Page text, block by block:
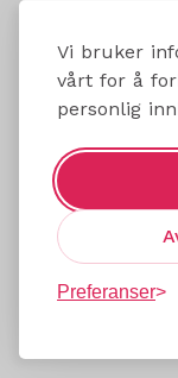
Vi bruker
vårt for å
personlig
Preferanser